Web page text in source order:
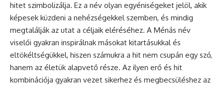
hitet szimbolizálja. Ez a név olyan egyéniségeket jelöl, akik
képesek küzdeni a nehézségekkel szemben, és mindig
megtalálják az utat a céljaik eléréséhez. A Ménás név
viselői gyakran inspirálnak másokat kitartásukkal és
eltökéltségükkel, hiszen számukra a hit nem csupán egy szó,
hanem az életük alapvető része. Az ilyen erő és hit
kombinációja gyakran vezet sikerhez és megbecsüléshez az